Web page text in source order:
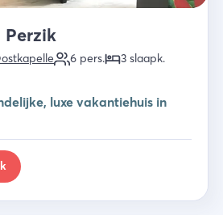
Perzik
6 pers. 3 slaapk.
luxe vakantiehuis in